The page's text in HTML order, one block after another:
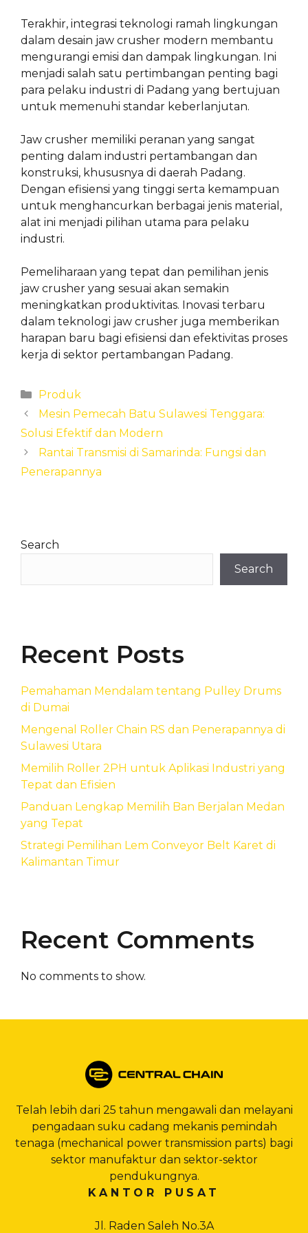
Terakhir, integrasi teknologi ramah lingkungan
dalam desain jaw crusher modern membantu
mengurangi emisi dan dampak lingkungan. Ini
menjadi salah satu pertimbangan penting bagi
para pelaku industri di Padang yang bertujuan
untuk memenuhi standar keberlanjutan.
Jaw crusher memiliki peranan yang sangat
penting dalam industri pertambangan dan
konstruksi, khususnya di daerah Padang.
Dengan efisiensi yang tinggi serta kemampuan
untuk menghancurkan berbagai jenis material,
alat ini menjadi pilihan utama para pelaku
industri.
Pemeliharaan yang tepat dan pemilihan jenis
jaw crusher yang sesuai akan semakin
meningkatkan produktivitas. Inovasi terbaru
dalam teknologi jaw crusher juga memberikan
harapan baru bagi efisiensi dan efektivitas proses
kerja di sektor pertambangan Padang.
Categories
Produk
Mesin Pemecah Batu Sulawesi Tenggara:
Solusi Efektif dan Modern
Rantai Transmisi di Samarinda: Fungsi dan
Penerapannya
Search
Search
Recent Posts
Pemahaman Mendalam tentang Pulley Drums
di Dumai
Mengenal Roller Chain RS dan Penerapannya di
Sulawesi Utara
Memilih Roller 2PH untuk Aplikasi Industri yang
Tepat dan Efisien
Panduan Lengkap Memilih Ban Berjalan Medan
yang Tepat
Strategi Pemilihan Lem Conveyor Belt Karet di
Kalimantan Timur
Recent Comments
No comments to show.
Telah lebih dari 25 tahun mengawali dan melayani
pengadaan suku cadang mekanis pemindah
tenaga (mechanical power transmission parts) bagi
sektor manufaktur dan sektor-sektor
pendukungnya.
KANTOR PUSAT
Jl. Raden Saleh No.3A